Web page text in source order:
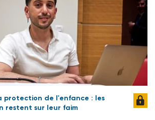
protection de l'enfance : les
restent sur leur faim